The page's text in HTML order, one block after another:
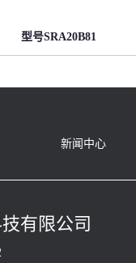
型号SRA20B81
新闻中心
有限公司